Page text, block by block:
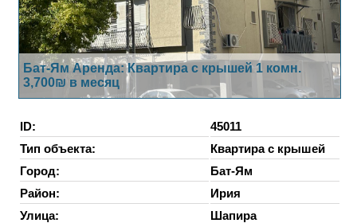
Бат-Ям Аренда: Квартира с крышей 1 комн.
3,700₪ в месяц
ID:
45011
Тип объекта:
Квартира с крышей
Город:
Бат-Ям
Район:
Ирия
Улица:
Шапира